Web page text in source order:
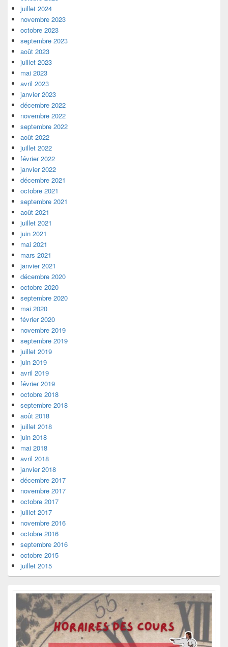
juillet 2024
novembre 2023
octobre 2023
septembre 2023
août 2023
juillet 2023
mai 2023
avril 2023
janvier 2023
décembre 2022
novembre 2022
septembre 2022
août 2022
juillet 2022
février 2022
janvier 2022
décembre 2021
octobre 2021
septembre 2021
août 2021
juillet 2021
juin 2021
mai 2021
mars 2021
janvier 2021
décembre 2020
octobre 2020
septembre 2020
mai 2020
février 2020
novembre 2019
septembre 2019
juillet 2019
juin 2019
avril 2019
février 2019
octobre 2018
septembre 2018
août 2018
juillet 2018
juin 2018
mai 2018
avril 2018
janvier 2018
décembre 2017
novembre 2017
octobre 2017
juillet 2017
novembre 2016
octobre 2016
septembre 2016
octobre 2015
juillet 2015